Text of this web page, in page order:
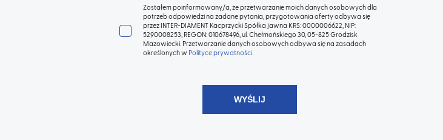
Zostałem poinformowany/a, że przetwarzanie moich danych osobowych dla
potrzeb odpowiedzi na zadane pytania, przygotowania oferty odbywa się
przez INTER-DIAMENT Kacprzycki Spółka jawna KRS: 0000006622, NIP:
5290008253, REGON: 010678496, ul. Chełmońskiego 30, 05-825 Grodzisk
Mazowiecki. Przetwarzanie danych osobowych odbywa się na zasadach
określonych w Polityce prywatności.